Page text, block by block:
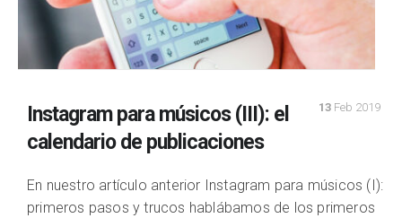
13 Feb 2019
Instagram para músicos (III): el
calendario de publicaciones
En nuestro artículo anterior Instagram para músicos (I):
primeros pasos y trucos hablábamos de los primeros